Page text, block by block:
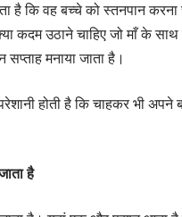
है कि वह बच्चे को स्तनपान
कदम उठाने चाहिए जो माँ के
मनाया जाता है।
होती है कि चाहकर भी
है